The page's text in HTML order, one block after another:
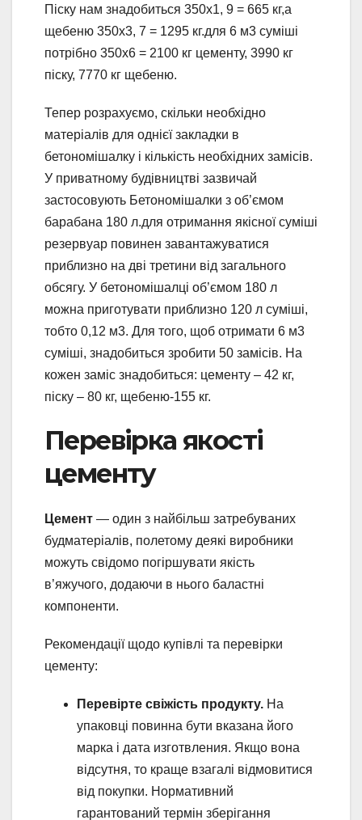
Піску нам знадобиться 350х1, 9 = 665 кг,а
щебеню 350х3, 7 = 1295 кг.для 6 м3 суміші
потрібно 350х6 = 2100 кг цементу, 3990 кг
піску, 7770 кг щебеню.
Тепер розрахуємо, скільки необхідно
матеріалів для однієї закладки в
бетономішалку і кількість необхідних замісів.
У приватному будівництві зазвичай
застосовують Бетономішалки з об’ємом
барабана 180 л.для отримання якісної суміші
резервуар повинен завантажуватися
приблизно на дві третини від загального
обсягу. У бетономішалці об’ємом 180 л
можна приготувати приблизно 120 л суміші,
тобто 0,12 м3. Для того, щоб отримати 6 м3
суміші, знадобиться зробити 50 замісів. На
кожен заміс знадобиться: цементу – 42 кг,
піску – 80 кг, щебеню-155 кг.
Перевірка якості
цементу
Цемент — один з найбільш затребуваних
будматеріалів, полетому деякі виробники
можуть свідомо погіршувати якість
в’яжучого, додаючи в нього баластні
компоненти.
Рекомендації щодо купівлі та перевірки
цементу:
Перевірте свіжість продукту. На
упаковці повинна бути вказана його
марка і дата изготвления. Якщо вона
відсутня, то краще взагалі відмовитися
від покупки. Нормативний
гарантований термін зберігання